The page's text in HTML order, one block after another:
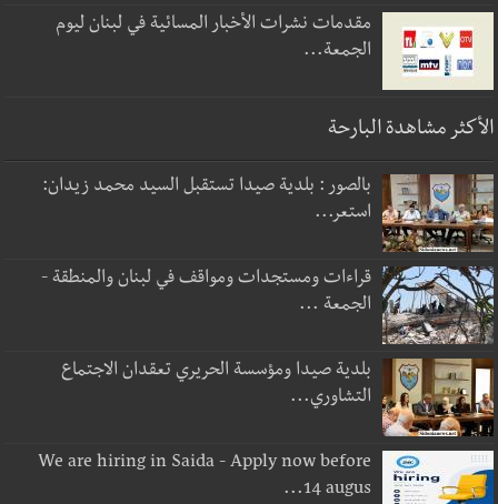
مقدمات نشرات الأخبار المسائية في لبنان ليوم
الجمعة...
الأكثر مشاهدة البارحة
بالصور : بلدية صيدا تستقبل السيد محمد زيدان:
استعر...
قراءات ومستجدات ومواقف في لبنان والمنطقة -
الجمعة ...
بلدية صيدا ومؤسسة الحريري تعقدان الاجتماع
التشاوري...
We are hiring in Saida - Apply now before
14 augus...